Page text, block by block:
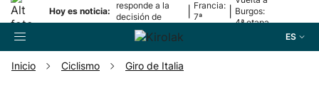
Hoy es noticia:
responde a la
decisión de
Oriamendi
Francia:
7ª
Burgos:
4ª etapa
ES
Inicio Ciclismo Giro de Italia